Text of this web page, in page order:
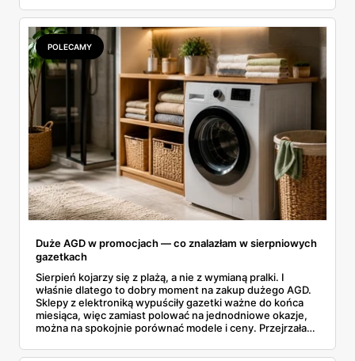
rozpiska: co dokładnie sprzedaje Lidl, ile kosztują
odpowiedniki u producenta i komu ten zakup naprawdę
się opłaci.
POLECAMY
Duże AGD w promocjach — co znalazłam w sierpniowych
gazetkach
Sierpień kojarzy się z plażą, a nie z wymianą pralki. I
właśnie dlatego to dobry moment na zakup dużego AGD.
Sklepy z elektroniką wypuściły gazetki ważne do końca
miesiąca, więc zamiast polować na jednodniowe okazje,
można na spokojnie porównać modele i ceny. Przejrzałam
znalazłam, z cenami i terminami.